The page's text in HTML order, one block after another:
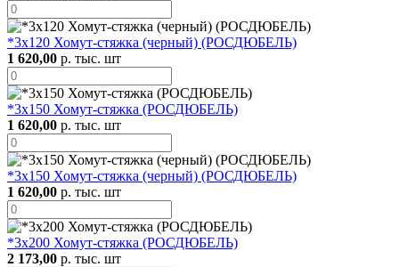
*3х120 Хомут-стяжка (черный) (РОСДЮБЕЛЬ)
1 620,00 р. тыс. шт
*3х150 Хомут-стяжка (РОСДЮБЕЛЬ)
1 620,00 р. тыс. шт
*3х150 Хомут-стяжка (черный) (РОСДЮБЕЛЬ)
1 620,00 р. тыс. шт
*3х200 Хомут-стяжка (РОСДЮБЕЛЬ)
2 173,00 р. тыс. шт